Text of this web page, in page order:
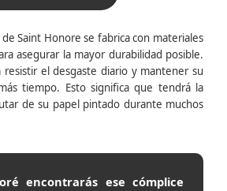
Saint Honore se fabrica con materiales
asegurar la mayor durabilidad posible.
resistir el desgaste diario y mantener su
tiempo. Esto significa que tendrá la
de su papel pintado durante muchos
encontrarás ese cómplice